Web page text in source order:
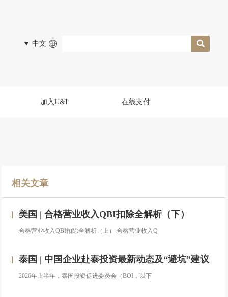
中文
加入U&I 在线支付
相关文章
美国 | 合格营业收入QBI扣除全解析（下）
合格营业收入QBI扣除全解析（上） 合格营业收入Q
泰国 | 中国企业赴泰投资最新动态及“避坑”建议
2026年上半年，泰国投资促进委员会（BOI，以下